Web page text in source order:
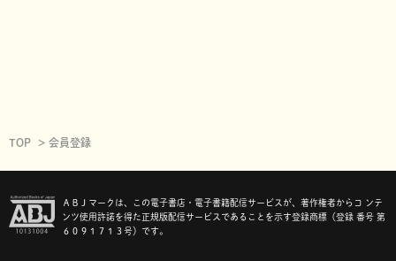
TOP 会員登録
ＡＢＪマークは、この電子書店・電子書籍配信サービスが、著作権者からコ ンテ
ンツ使用許諾を得た正規版配信サービスであることを示す登録商標（登録 番号 第
６０９１７１３号）です。